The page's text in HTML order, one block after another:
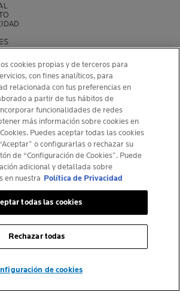
POSAY
DE COOKIES
SPOTSCAN+
Y RESEÑAS
INTERNATIONAL
Dermatologique CAI
La Roche-Posay
cookies propias y de terceros para
con fines analíticos, para
relacionada con tus preferencias en
a partir de tus hábitos de
funcionalidades de redes
más información sobre cookies en
Puedes aceptar todas las cookies
o configurarlas o rechazar su
de “Configuración de Cookies”. Puede
adicional y detallada sobre
en nuestra Política de Privacidad
de cookies
Rechazar todas
todas las cookies